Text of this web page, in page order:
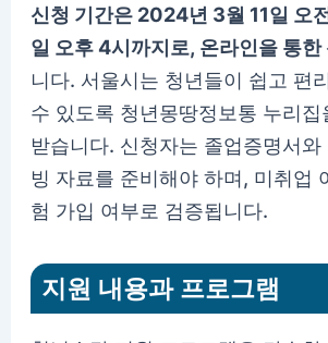
신청 기간은 2024년 3월 11일 오
일 오후 4시까지로, 온라인을 통한
니다. 서울시는 청년들이 쉽고 편
수 있도록 청년몽땅정보통 누리집
받습니다. 신청자는 졸업증명서
빙 자료를 준비해야 하며, 미취업
험 가입 여부로 검증됩니다.
지원 내용과 프로그램